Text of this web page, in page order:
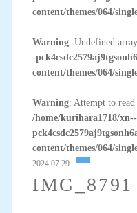
content/themes/064/
Warning: Undefined
-
content/themes/064/
Warning: Attempt to
/home/kurihara1718/xn--
content/themes/064/
2024.07.29
IMG_8791